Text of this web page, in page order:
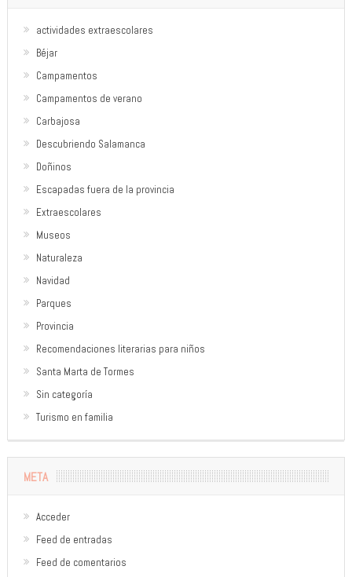
actividades extraescolares
Béjar
Campamentos
Campamentos de verano
Carbajosa
Descubriendo Salamanca
Doñinos
Escapadas fuera de la provincia
Extraescolares
Museos
Naturaleza
Navidad
Parques
Provincia
Recomendaciones literarias para niños
Santa Marta de Tormes
Sin categoría
Turismo en familia
META
Acceder
Feed de entradas
Feed de comentarios